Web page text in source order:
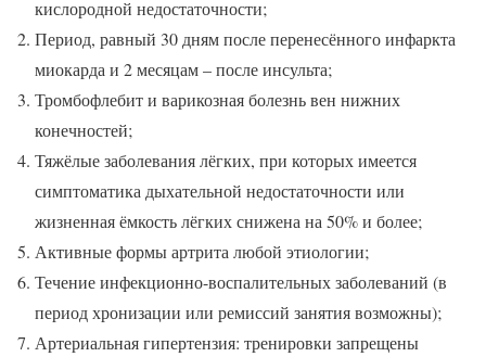
кислородной недостаточности;
Период, равный 30 дням после перенесённого инфаркта
миокарда и 2 месяцам – после инсульта;
Тромбофлебит и варикозная болезнь вен нижних
конечностей;
Тяжёлые заболевания лёгких, при которых имеется
симптоматика дыхательной недостаточности или
жизненная ёмкость лёгких снижена на 50% и более;
Активные формы артрита любой этиологии;
Течение инфекционно-воспалительных заболеваний (в
период хронизации или ремиссий занятия возможны);
Артериальная гипертензия: тренировки запрещены